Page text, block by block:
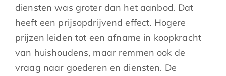
diensten was groter dan het aanbod. Dat
heeft een prijsopdrijvend effect. Hogere
prijzen leiden tot een afname in koopkracht
van huishoudens, maar remmen ook de
vraag naar goederen en diensten. De